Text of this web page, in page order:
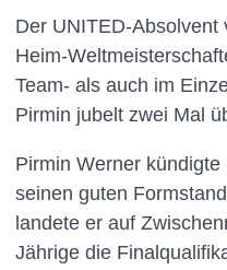
Der UNITED-Absolvent
Heim-
Team- als auch im
Pirmin jubelt zwei Mal
Pirmin Werner
seinen guten
landete er auf
Jährige die